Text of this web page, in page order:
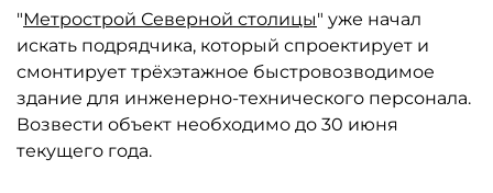
"Метрострой Северной столицы" уже начал
искать подрядчика, который спроектирует и
смонтирует трёхэтажное быстровозводимое
здание для инженерно-технического персонала.
Возвести объект необходимо до 30 июня
текущего года.